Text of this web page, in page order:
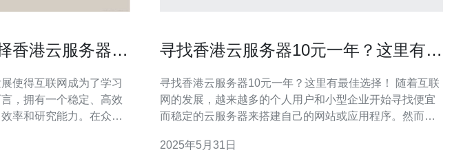
香港云服务器进
使得互联网成为了学习
，拥有一个稳定、高效
率和研究能力。在众多
服务器具备卓越的网络
寻找香港云服务器10元一年？这里有最
寻找香港云服务器10元一年？这里有最佳选择！ 随着互联
网的发展，越来越多的个人用户和小型企业开始寻找便宜
而稳定的云服务器来搭建自己的网站或应用程序。然而，
务质量好的产品。 你没有看错！现在就有一家云服务器提
2025年5月31日